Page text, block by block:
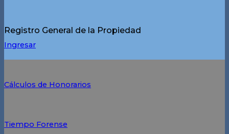
Registro General de la Propiedad
Ingresar
Cálculos de Honorarios
Tiempo Forense